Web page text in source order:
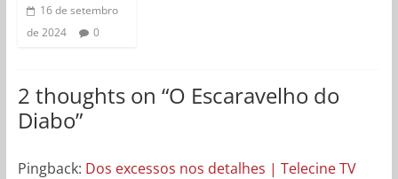
16 de setembro
de 2024
0
2 thoughts on “O Escaravelho do
Diabo”
Pingback: Dos excessos nos detalhes | Telecine TV